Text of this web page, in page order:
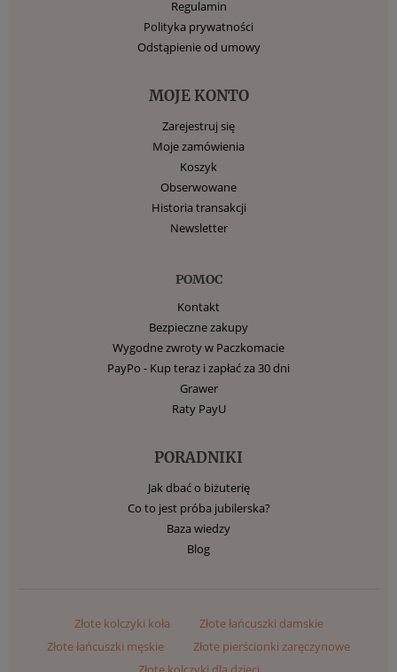
Regulamin
Polityka prywatności
Odstąpienie od umowy
MOJE KONTO
Zarejestruj się
Moje zamówienia
Koszyk
Obserwowane
Historia transakcji
Newsletter
POMOC
Kontakt
Bezpieczne zakupy
Wygodne zwroty w Paczkomacie
PayPo - Kup teraz i zapłać za 30 dni
Grawer
Raty PayU
PORADNIKI
Jak dbać o biżuterię
Co to jest próba jubilerska?
Baza wiedzy
Blog
Złote kolczyki koła
Złote łańcuszki damskie
Złote łańcuszki męskie
Złote pierścionki zaręczynowe